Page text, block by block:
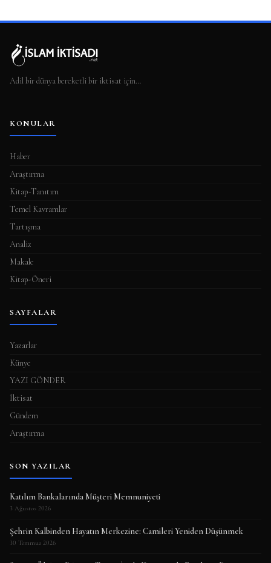
Adil bir dünya bereketli bir iktisat için…
KONULAR
Haber
Araştırma
Kitap-Tanıtım
Temel Kavramlar
Tartışma
Analiz
Makale
Kitap-Öneri
SAYFALAR
Yazarlar
Künye
YAZI GÖNDER
İktisat
Gündem
Araştırma
SON YAZILAR
Katılım Bankalarında Müşteri Memnuniyeti
3 Ağustos 2026
Şehrin Kalbinden Hayatın Merkezine: Camileri Yeniden Düşünmek
30 Temmuz 2026